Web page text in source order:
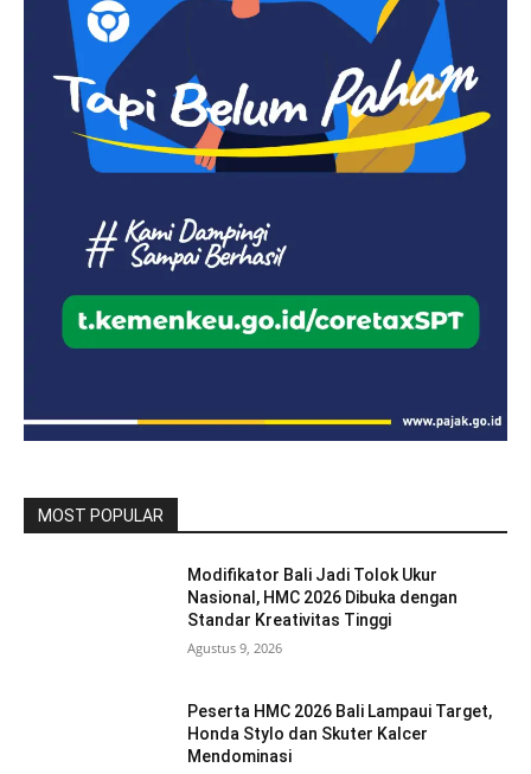
MOST POPULAR
Modifikator Bali Jadi Tolok Ukur
Nasional, HMC 2026 Dibuka dengan
Standar Kreativitas Tinggi
Agustus 9, 2026
Peserta HMC 2026 Bali Lampaui Target,
Honda Stylo dan Skuter Kalcer
Mendominasi